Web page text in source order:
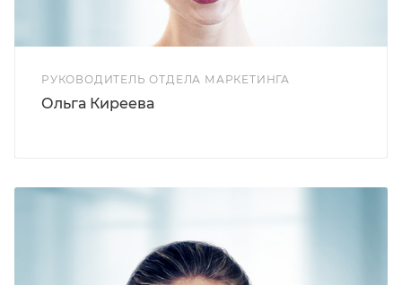
РУКОВОДИТЕЛЬ ОТДЕЛА МАРКЕТИНГА
Ольга Киреева